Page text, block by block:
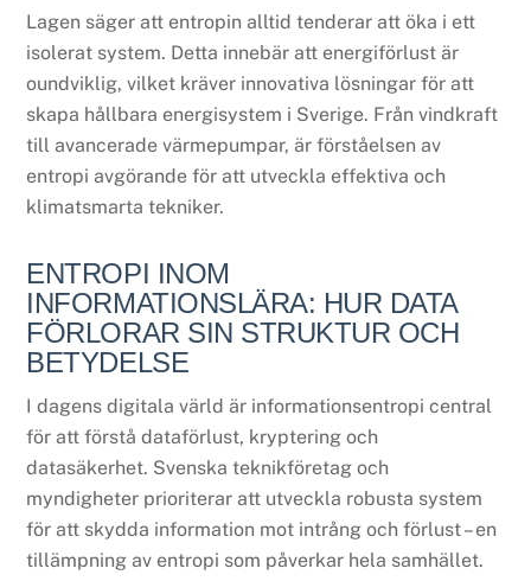
Lagen säger att entropin alltid tenderar att öka i ett
isolerat system. Detta innebär att energiförlust är
oundviklig, vilket kräver innovativa lösningar för att
skapa hållbara energisystem i Sverige. Från vindkraft
till avancerade värmepumpar, är förståelsen av
entropi avgörande för att utveckla effektiva och
klimatsmarta tekniker.
ENTROPI INOM
INFORMATIONSLÄRA: HUR DATA
FÖRLORAR SIN STRUKTUR OCH
BETYDELSE
I dagens digitala värld är informationsentropi central
för att förstå dataförlust, kryptering och
datasäkerhet. Svenska teknikföretag och
myndigheter prioriterar att utveckla robusta system
för att skydda information mot intrång och förlust – en
tillämpning av entropi som påverkar hela samhället.